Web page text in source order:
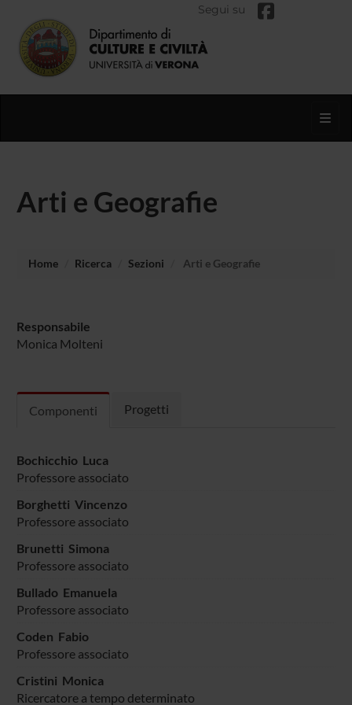
Segui su
Arti e Geografie
Home Ricerca Sezioni Arti e Geografie
Responsabile
Monica Molteni
Componenti Progetti
Bochicchio Luca
Professore associato
Borghetti Vincenzo
Professore associato
Brunetti Simona
Professore associato
Bullado Emanuela
Professore associato
Coden Fabio
Professore associato
Cristini Monica
Ricercatore a tempo determinato